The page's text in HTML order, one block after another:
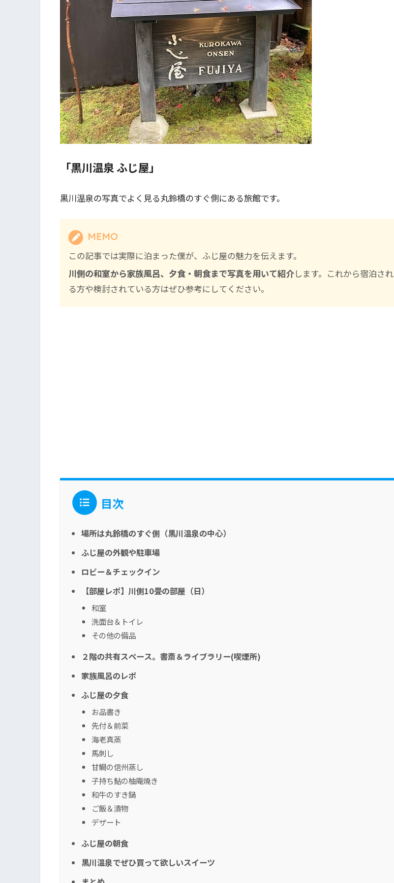
「黒川温泉 ふじ屋」
黒川温泉の写真でよく見る丸鈴橋のすぐ側にある旅館です。
MEMO
この記事では実際に泊まった僕が、ふじ屋の魅力を伝えます。
川側の和室から家族風呂、夕食・朝食まで写真を用いて紹介します。これから宿泊され
る方や検討されている方はぜひ参考にしてください。
目次
場所は丸鈴橋のすぐ側（黒川温泉の中心）
ふじ屋の外観や駐車場
ロビー＆チェックイン
【部屋レポ】川側10畳の部屋（日）
和室
洗面台＆トイレ
その他の備品
２階の共有スペース。書斎＆ライブラリー(喫煙所)
家族風呂のレポ
ふじ屋の夕食
お品書き
先付＆前菜
海老真蒸
馬刺し
甘鯛の信州蒸し
子持ち鮎の柚庵焼き
和牛のすき鍋
ご飯＆漬物
デザート
ふじ屋の朝食
黒川温泉でぜひ買って欲しいスイーツ